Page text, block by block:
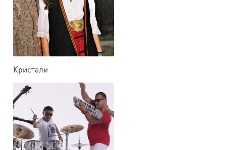
Кристали